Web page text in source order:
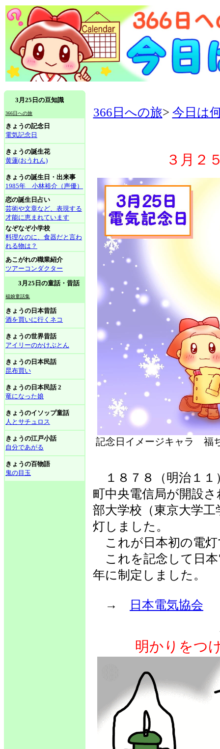
3月25日の豆知識
366日への旅
きょうの記念日
電気記念日
きょうの誕生花
黄蓮(おうれん)
きょうの誕生日・出来事
1985年 小林裕介（声優）
恋の誕生日占い
芸術や文章など、表現する
才能に恵まれています
なぞなぞ小学校
料理なのに、食器だと言わ
れる物は？
あこがれの職業紹介
ツアーコンダクター
3月25日の童話・昔話
福娘童話集
きょうの日本昔話
酒を買いに行くネコ
きょうの世界昔話
アイリーのかけぶとん
きょうの日本民話
昆布買い
きょうの日本民話 2
竜になった娘
きょうのイソップ童話
人とサチュロス
きょうの江戸小話
自分であがる
きょうの百物語
鬼の目玉
366日への旅> 今日は
３月２
記念日イメージキャラ 福
１８７８（明治１１
町中央電信局が開設
部大学校（東京大学
灯しました。
これが日本初の電灯
これを記念して日本
年に制定しました。
→
日本電気協会
明かりをつ